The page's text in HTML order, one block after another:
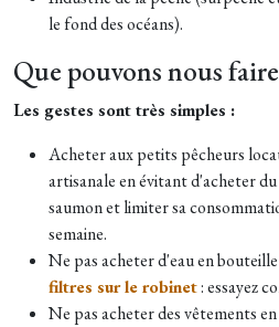
le fond des océans).
Que pouvons nous
Les gestes sont très simples :
Acheter aux petits pêcheurs
artisanale en évitant d'acheter
saumon et limiter sa
semaine.
Ne pas acheter d'eau en
filtres sur le robinet: essayez
Ne pas acheter des vêtements